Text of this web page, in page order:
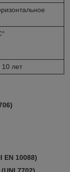
лет
EN 10088)